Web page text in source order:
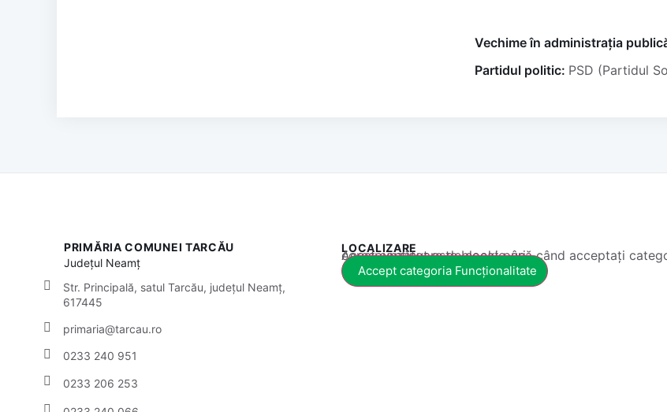
Vechime în administrația
Partidul politic: PSD (Partidul
PRIMĂRIA COMUNEI TARCĂU
Județul Neamț
Str. Principală, satul Tarcău, județul Neamț,
617445
primaria@tarcau.ro
0233 240 951
0233 206 253
LOCALIZARE
Acest conținut este blocat până când acceptați categoria corespunzătoare de cookie-uri.
Accept categoria Funcționalitate